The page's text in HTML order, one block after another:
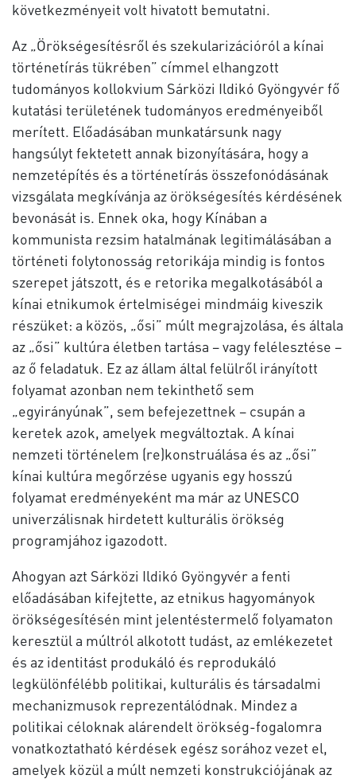
következményeit volt hivatott bemutatni.
Az „Örökségesítésről és szekularizációról a kínai
történetírás tükrében” címmel elhangzott
tudományos kollokvium Sárközi Ildikó Gyöngyvér fő
kutatási területének tudományos eredményeiből
merített. Előadásában munkatársunk nagy
hangsúlyt fektetett annak bizonyítására, hogy a
nemzetépítés és a történetírás összefonódásának
vizsgálata megkívánja az örökségesítés kérdésének
bevonását is. Ennek oka, hogy Kínában a
kommunista rezsim hatalmának legitimálásában a
történeti folytonosság retorikája mindig is fontos
szerepet játszott, és e retorika megalkotásából a
kínai etnikumok értelmiségei mindmáig kiveszik
részüket: a közös, „ősi” múlt megrajzolása, és általa
az „ősi” kultúra életben tartása – vagy felélesztése –
az ő feladatuk. Ez az állam által felülről irányított
folyamat azonban nem tekinthető sem
„egyirányúnak”, sem befejezettnek – csupán a
keretek azok, amelyek megváltoztak. A kínai
nemzeti történelem (re)konstruálása és az „ősi”
kínai kultúra megőrzése ugyanis egy hosszú
folyamat eredményeként ma már az UNESCO
univerzálisnak hirdetett kulturális örökség
programjához igazodott.
Ahogyan azt Sárközi Ildikó Gyöngyvér a fenti
előadásában kifejtette, az etnikus hagyományok
örökségesítésén mint jelentéstermelő folyamaton
keresztül a múltról alkotott tudást, az emlékezetet
és az identitást produkáló és reprodukáló
legkülönfélébb politikai, kulturális és társadalmi
mechanizmusok reprezentálódnak. Mindez a
politikai céloknak alárendelt örökség-fogalomra
vonatkoztatható kérdések egész sorához vezet el,
amelyek közül a múlt nemzeti konstrukciójának az